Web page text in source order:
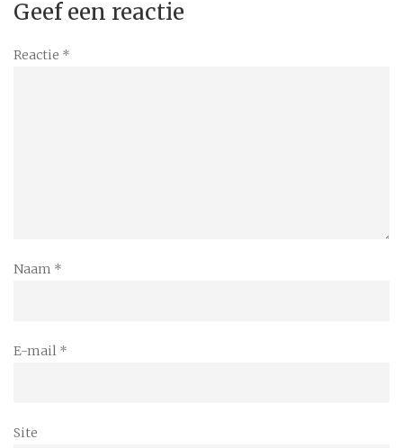
Geef een reactie
Reactie *
Naam *
E-mail *
Site